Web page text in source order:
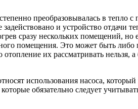
преобразовывалась в тепло
и устройство отдачи
сразу нескольких помещений,
помещения. Это может быть
их рассматривать нельзя,
использования насоса, который
обязательно следует